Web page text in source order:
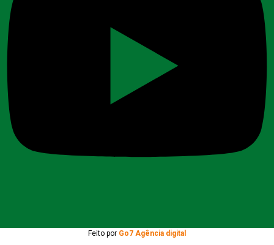
Feito por Go7 Agência digital